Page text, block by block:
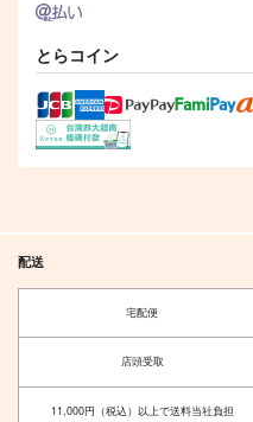
とらコイン
配送
宅配便
店頭受取
11,000円（税込）以上で送料当社負担